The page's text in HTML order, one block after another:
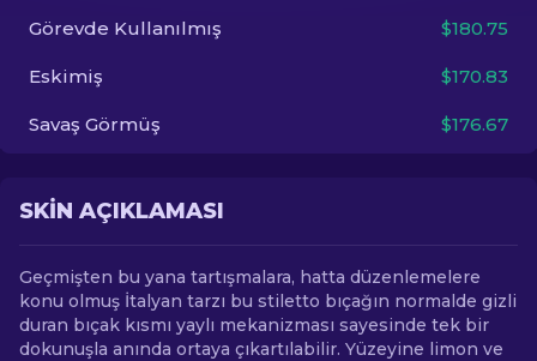
Görevde Kullanılmış $180.75
Eskimiş $170.83
Savaş Görmüş $176.67
SKIN AÇIKLAMASI
Geçmişten bu yana tartışmalara, hatta düzenlemelere
konu olmuş İtalyan tarzı bu stiletto bıçağın normalde gizli
duran bıçak kısmı yaylı mekanizması sayesinde tek bir
dokunuşla anında ortaya çıkartılabilir. Yüzeyine limon ve